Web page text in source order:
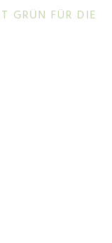
FÜR DIE H